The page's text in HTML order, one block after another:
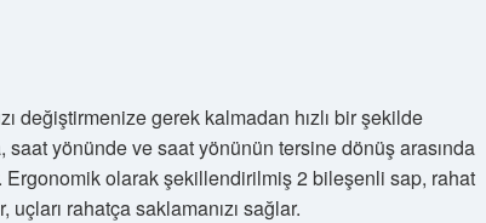
değiştirmenize gerek kalmadan hızlı bir şekilde
saat yönünde ve saat yönünün tersine dönüş arasında
Ergonomik olarak şekillendirilmiş 2 bileşenli sap, rahat
rahatça saklamanızı sağlar.